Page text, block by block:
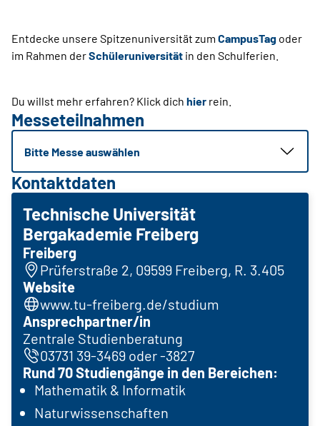
Entdecke unsere Spitzenuniversität zum CampusTag oder
im Rahmen derSchüleruniversität in den Schulferien.
Du willst mehr erfahren? Klick dich hier rein.
Messeteilnahmen
Bitte Messe auswählen
Kontaktdaten
Technische Universität
Bergakademie Freiberg
Freiberg
Prüferstraße 2, 09599 Freiberg, R. 3.405
Website
www.tu-freiberg.de/studium
Ansprechpartner/in
Zentrale Studienberatung
03731 39-3469 oder -3827
Rund 70 Studiengänge in den Bereichen:
Mathematik & Informatik
Naturwissenschaften